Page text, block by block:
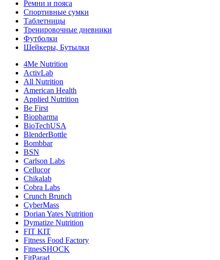
Ремни и пояса
Спортивные сумки
Таблетницы
Тренировочные дневники
Футболки
Шейкеры, Бутылки
4Me Nutrition
ActivLab
All Nutrition
American Health
Applied Nutrition
Be First
Biopharma
BioTechUSA
BlenderBottle
Bombbar
BSN
Carlson Labs
Cellucor
Chikalab
Cobra Labs
Crunch Brunch
CyberMass
Dorian Yates Nutrition
Dymatize Nutrition
FIT KIT
Fitness Food Factory
FitnesSHOCK
FitParad